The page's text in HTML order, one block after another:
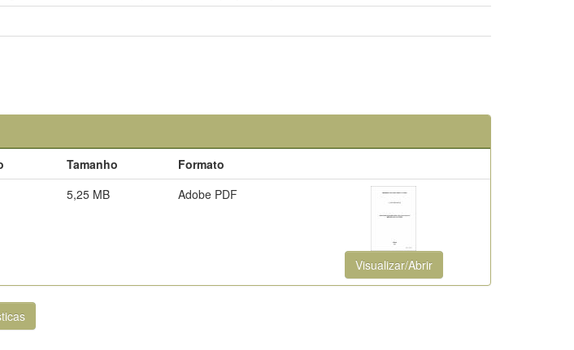
Tamanho
Formato
5,25 MB Adobe PDF
Visualizar/Abrir